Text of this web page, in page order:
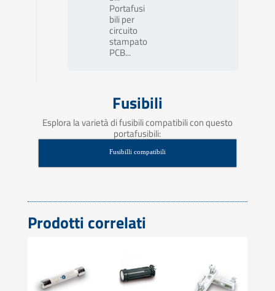
Portafusi
bili per
circuito
stampato
PCB...
Fusibili
Esplora la varietà di fusibili compatibili con questo
portafusibili:
Fusibilli compatibili
Prodotti correlati